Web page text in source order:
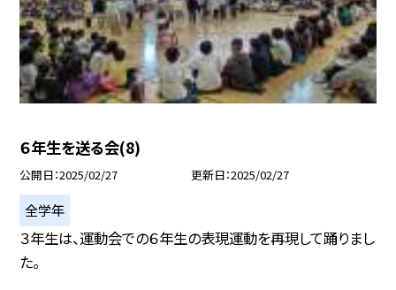
６年生を送る会(8)
公開日 2025/02/27 更新日 2025/02/27
全学年
３年生は、運動会での６年生の表現運動を再現して踊りまし
た。